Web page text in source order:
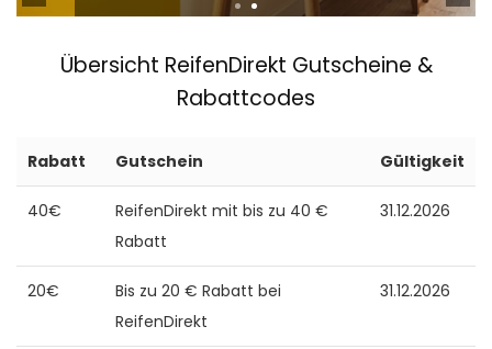
Übersicht ReifenDirekt Gutscheine &
Rabattcodes
Rabatt Gutschein Gültigkeit
40€
ReifenDirekt mit bis zu 40 €
Rabatt
31.12.2026
20€
Bis zu 20 € Rabatt bei
ReifenDirekt
31.12.2026